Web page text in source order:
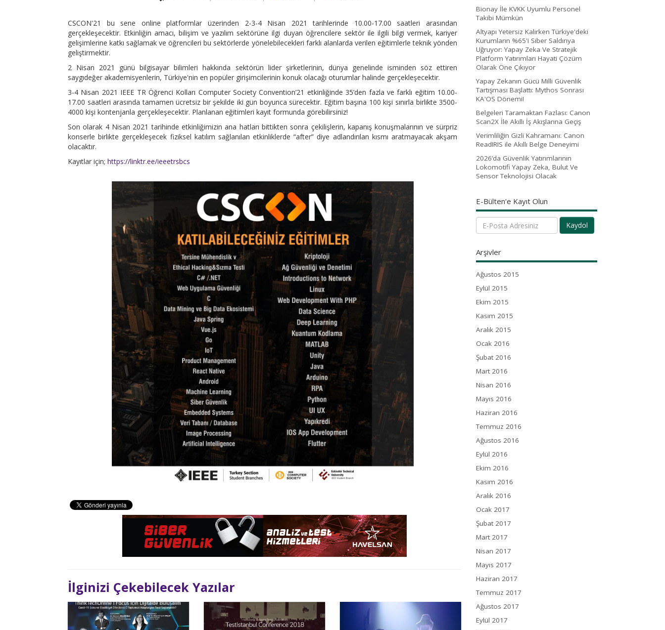
CSCON'21 bu sene online platformlar üzerinden 2-3-4 Nisan 2021 tarihlerinde 10.00-17.00 saatleri arasından
gerçekleşecektir. Etkinliğin amacı, bilişim ve yazılım sektörüne ilgi duyan öğrencilere sektör ile ilgili bilgi vermek, kariyer
gelişimlerine katkı sağlamak ve öğrencileri bu sektörlerde yönelebilecekleri farklı alanlarda verilen eğitimlerle teknik yönden
geliştirmektir.
2 Nisan 2021 günü bilgisayar bilimleri hakkında sektörün lider şirketlerinin, dünya genelinde isminden söz ettiren
saygıdeğer akademisyenlerin, Türkiye'nin en popüler girişimcilerinin konuk olacağı oturumlar halinde gerçekleşecektir.
3-4 Nisan 2021 IEEE TR Öğrenci Kolları Computer Society Convention’21 etkinliğinde 35’den fazla ve farklı eğitim 10.00-
17.00 saatleri arasında tamamen ücretsiz bir şekilde iki gün boyunca sürecektir. Eğitim başına 100 kişi sınırla birlikte 3500-
4000 kişi kontenjanla gerçekleşecektir. Planlanan eğitimleri kayıt formunda görebilirsiniz!
Son olarak 4 Nisan 2021 tarihinde etkinliğimizin ana hatları bittikten sonra çekilişlerin, kapanış konuşmalarının ve sürpriz
konserle birlikte gerçekleşecek fiziksel katılım sağlanılan etkinliklerde “after” diye adlandırılan kısmı aratmayacak akşam
olacaktır.
Kayıtlar için; https://linktr.ee/ieeetrsbcs
İlginizi Çekebilecek Yazılar
Bionay İle KVKK Uyumlu Personel
Takibi Mümkün
Altyapı Yetersiz Kalırken Türkiye'deki
Kurumların %65'i Siber Saldırıya
Uğruyor: Yapay Zeka Ve Stratejik
Platform Yatırımları Hayati Çözüm
Olarak Öne Çıkıyor
Yapay Zekanın Gücü Milli Güvenlik
Tartışması Başlattı: Mythos Sonrası
KA'OS Dönemi!
Belgeleri Taramaktan Fazlası: Canon
Scan2X İle Akıllı İş Akışlarına Geçiş
Verimliliğin Gizli Kahramanı: Canon
ReadIRIS ile Akıllı Belge Deneyimi
2026’da Güvenlik Yatırımlarının
Lokomotifi Yapay Zeka, Bulut Ve
Sensor Teknolojisi Olacak
E-Bülten'e Kayıt Olun
Kaydol
Arşivler
Ağustos 2015
Eylül 2015
Ekim 2015
Kasım 2015
Aralık 2015
Ocak 2016
Şubat 2016
Mart 2016
Nisan 2016
Mayıs 2016
Haziran 2016
Temmuz 2016
Ağustos 2016
Eylül 2016
Ekim 2016
Kasım 2016
Aralık 2016
Ocak 2017
Şubat 2017
Mart 2017
Nisan 2017
Mayıs 2017
Haziran 2017
Temmuz 2017
Ağustos 2017
Eylül 2017